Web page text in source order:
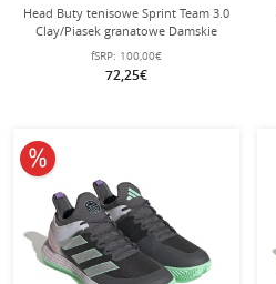
Head Buty tenisowe Sprint Team 3.0
Clay/Piasek granatowe Damskie
fSRP: 100,00€
72,25€
10% obniżone